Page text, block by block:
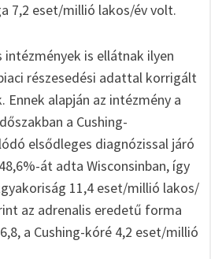
7,2 eset/millió lakos/év volt.
intézmények is ellátnak ilyen
részesedési adattal korrigált
alapján az intézmény a
a Cushing-
elsődleges diagnózissal járó
át adta Wisconsinban, így
11,4 eset/millió lakos/
az adrenalis eredetű forma
a Cushing-kóré 4,2 eset/millió